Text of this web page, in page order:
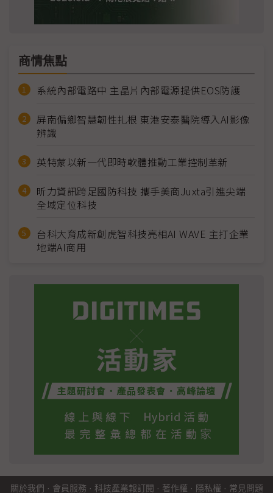
商情焦點
系統內部電路中 主晶片內部電源提供EOS防護
屏南偏鄉智慧韌性扎根 東港安泰醫院導入AI影像
辨識
英特蒙以新一代即時軟體推動工業控制革新
昕力資訊跨足國防科技 攜手美商Juxta引進尖端
全域定位科技
台科大育成新創虎智科技亮相AI WAVE 主打企業
地端AI商用
關於我們 · 會員服務 · 科技產業報訂閱 · 著作權 · 隱私權 · 常見問題